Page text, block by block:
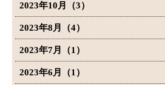
2023年10月（3）
2023年8月（4）
2023年7月（1）
2023年6月（1）